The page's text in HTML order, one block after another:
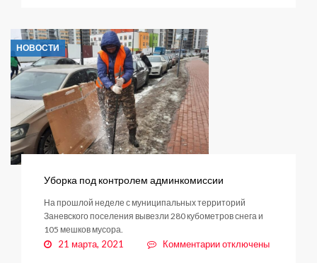
НОВОСТИ
Уборка под контролем админкомиссии
На прошлой неделе с муниципальных территорий
Заневского поселения вывезли 280 кубометров снега и
105 мешков мусора.
21 марта, 2021 Комментариикотключены